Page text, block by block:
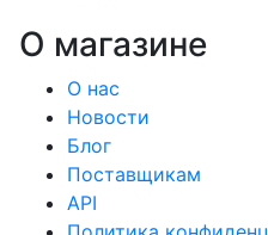
О магазине
О нас
Новости
Блог
Поставщикам
API